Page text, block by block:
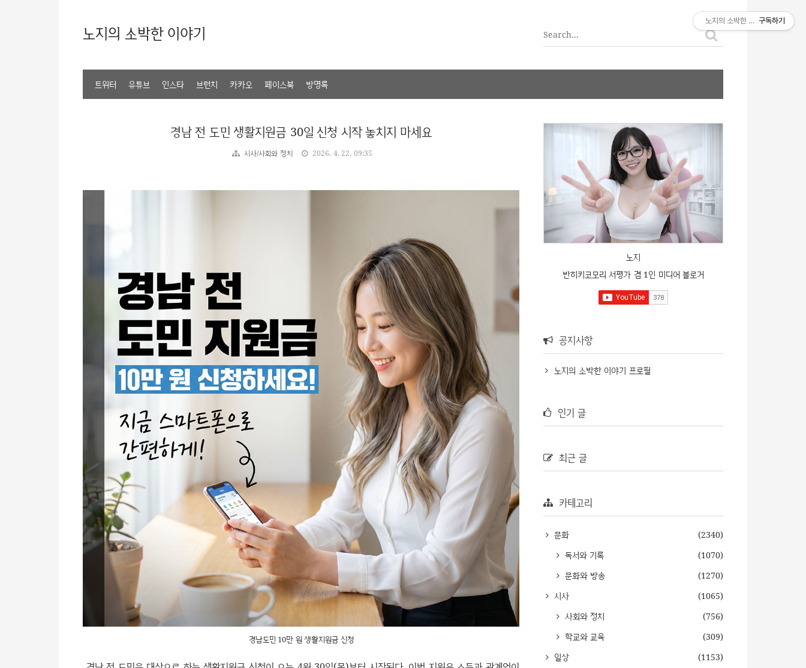
노지의 소박한 이야기
트위터 유튜브 인스타 브런치 카카오 페이스북 방명록
경남 전 도민 생활지원금 30일 신청 시작 놓치지 마세요
시사/사회와 정치 2026. 4. 22. 09:35
경남도민 10만 원 생활지원금 신청
노지
반히키코모리 서평가 겸 1인 미디어 블로거
공지사항
노지의 소박한 이야기 프로필
인기 글
최근 글
카테고리
문화
(2340)
독서와 기록
(1070)
문화와 방송
(1270)
시사
(1065)
사회와 정치
(756)
학교와 교육
(309)
일상
(1153)
노지의 소박한 이야기구독하기